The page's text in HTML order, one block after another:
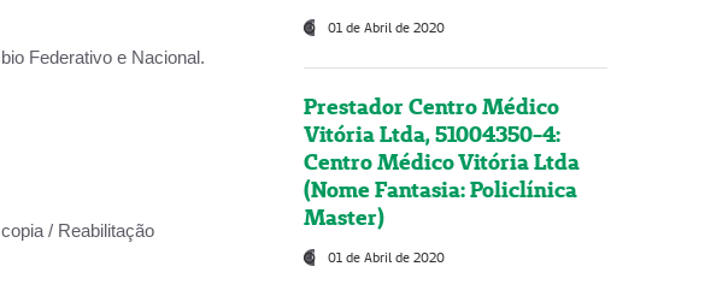
Federativo e Nacional.
/ Reabilitação
01 de Abril de 2020
Prestador Centro Médico
Vitória Ltda, 51004350-4:
Centro Médico Vitória Ltda
(Nome Fantasia: Policlínica
Master)
01 de Abril de 2020